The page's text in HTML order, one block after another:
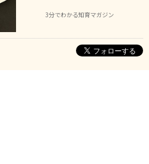
3分でわかる知育マガジン